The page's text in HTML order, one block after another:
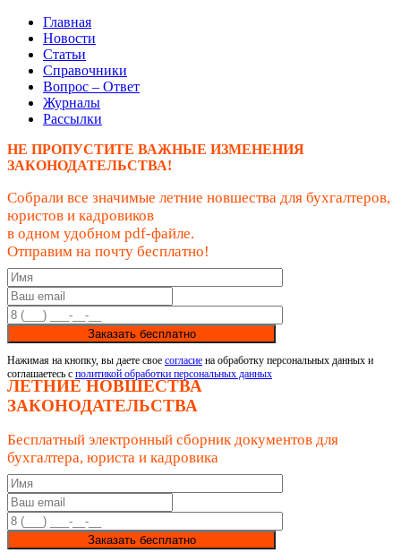
Главная
Новости
Статьи
Справочники
Вопрос – Ответ
Журналы
Рассылки
НЕ ПРОПУСТИТЕ ВАЖНЫЕ ИЗМЕНЕНИЯ
ЗАКОНОДАТЕЛЬСТВА!
Собрали все значимые летние новшества для бухгалтеров,
юристов и кадровиков
в одном удобном pdf-файле.
Отправим на почту бесплатно!
Заказать бесплатно
Нажимая на кнопку, вы даете свое согласие на обработку персональных данных и
соглашаетесь с политикой обработки персональных данных
ЛЕТНИЕ НОВШЕСТВА
ЗАКОНОДАТЕЛЬСТВА
Бесплатный электронный сборник документов для
бухгалтера, юриста и кадровика
Заказать бесплатно